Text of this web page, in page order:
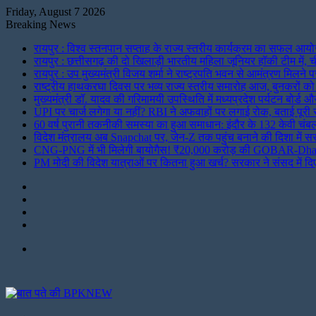
Friday, August 7 2026
Breaking News
रायपुर : विश्व स्तनपान सप्ताह के राज्य स्तरीय कार्यक्रम का सफल
रायपुर : छत्तीसगढ़ की दो खिलाड़ी भारतीय महिला जूनियर हॉकी टीम में,
रायपुर : उप मुख्यमंत्री विजय शर्मा ने राष्ट्रपति भवन से आमंत्रण मिलने
राष्ट्रीय हाथकरघा दिवस पर भव्य राज्य स्तरीय समारोह आज, बुनकरों
मुख्यमंत्री डॉ. यादव की गरिमामयी उपस्थिति में मध्यप्रदेश पर्यटन
UPI पर चार्ज लगेगा या नहीं? RBI ने अफवाहों पर लगाई रोक, बताई पूरी
60 वर्ष पुरानी तकनीकी समस्या का हुआ समाधान: इंदौर के 132 केवी
विदेश मंत्रालय अब Snapchat पर, जेन-Z तक पहुंच बनाने की दिशा में
CNG-PNG में भी मिलेगी बायोगैस! ₹20,000 करोड़ की GOBAR-
PM मोदी की विदेश यात्राओं पर कितना हुआ खर्च? सरकार ने संसद में